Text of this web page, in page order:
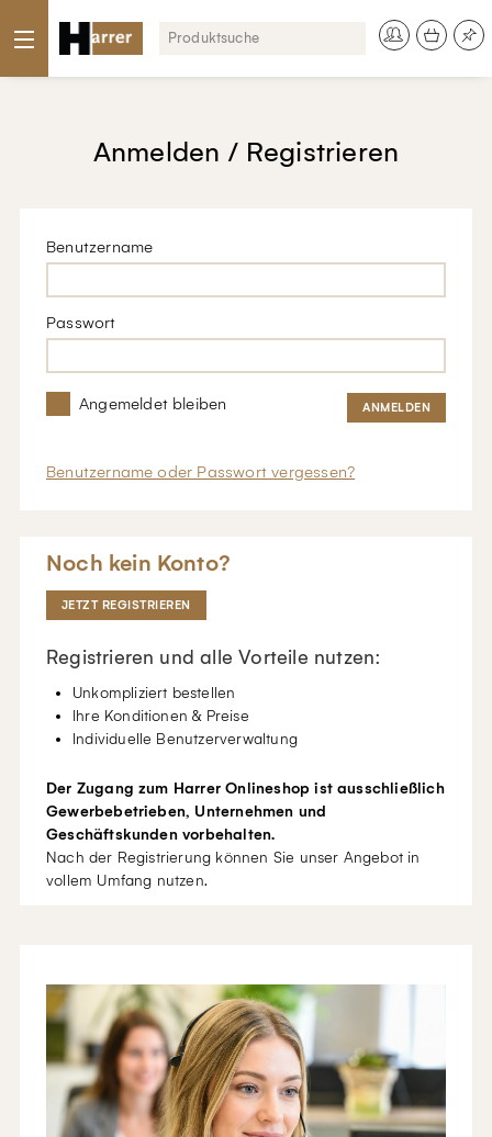
Anmelden / Registrieren
Benutzername
Passwort
Angemeldet bleiben
Benutzername oder Passwort vergessen?
Noch kein Konto?
JETZT REGISTRIEREN
Registrieren und alle Vorteile nutzen:
Unkompliziert bestellen
Ihre Konditionen & Preise
Individuelle Benutzerverwaltung
Der Zugang zum Harrer Onlineshop ist ausschließlich
Gewerbebetrieben, Unternehmen und
Geschäftskunden vorbehalten.
Nach der Registrierung können Sie unser Angebot in
vollem Umfang nutzen.